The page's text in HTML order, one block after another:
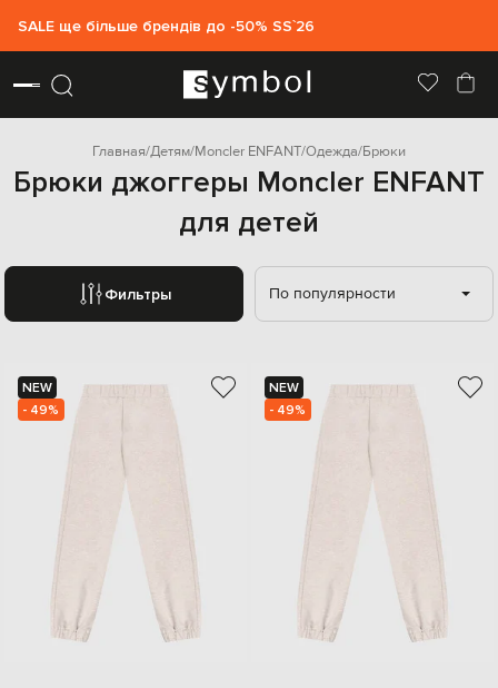
SALE ще більше брендів до -50% SS`26
Главная Детям Moncler ENFANT Одежда Брюки
Брюки джоггеры Moncler ENFANT
для детей
Фильтры По популярности
NEW
- 49%
NEW
- 49%